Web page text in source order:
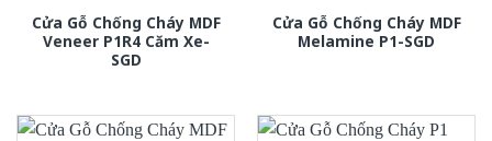
Cửa Gỗ Chống Cháy MDF
Veneer P1R4 Căm Xe-
SGD
Cửa Gỗ Chống Cháy MDF
Melamine P1-SGD